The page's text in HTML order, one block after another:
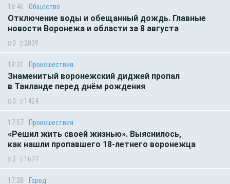
18:46 Общество
Отключение воды и обещанный дождь. Главные
новости Воронежа и области за 8 августа
0 2839
18:31 Происшествия
Знаменитый воронежский диджей пропал
в Таиланде перед днём рождения
0 1424
17:57 Происшествия
«Решил жить своей жизнью». Выяснилось,
как нашли пропавшего 18-летнего воронежца
2 1677
17:28 Город